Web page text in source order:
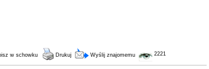
w schowku Drukuj Wyślij znajomemu 2221